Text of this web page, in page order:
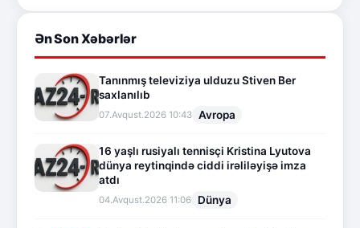
Ən Son Xəbərlər
Tanınmış televiziya ulduzu Stiven Ber
saxlanılıb
07.Avqust.2026 10:43 Avropa
16 yaşlı rusiyalı tennisçi Kristina Lyutova
dünya reytinqində ciddi irəliləyişə imza
atdı
04.Avqust.2026 11:06 Dünya